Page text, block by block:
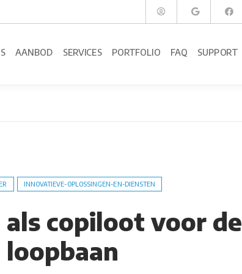
AANBOD SERVICES PORTFOLIO FAQ SUPPORT
INNOVATIEVE-OPLOSSINGEN-EN-DIENSTEN
als copiloot voor de